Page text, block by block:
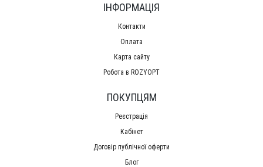
ІНФОРМАЦІЯ
Контакти
Оплата
Карта сайту
Робота в ROZYOPT
ПОКУПЦЯМ
Реєстрація
Кабінет
Договір публічної оферти
Блог